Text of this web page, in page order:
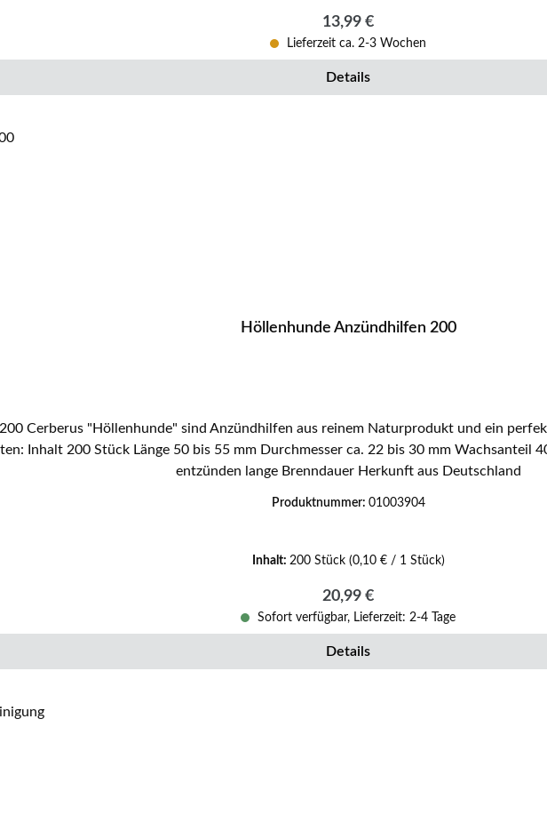
Regulärer Preis:
13,99 €
Lieferzeit ca. 2-3 Wochen
Details
Höllenhunde Anzündhilfen 200
Cerberus "Höllenhunde" sind Anzündhilfen aus reinem Naturprodukt und ein
Kiefer leichtes
entzünden lange Brenndauer Herkunft aus Deutschland
Produktnummer: 01003904
Inhalt: 200 Stück (0,10 € / 1 Stück)
Regulärer Preis:
20,99 €
Sofort verfügbar, Lieferzeit: 2-4 Tage
Details